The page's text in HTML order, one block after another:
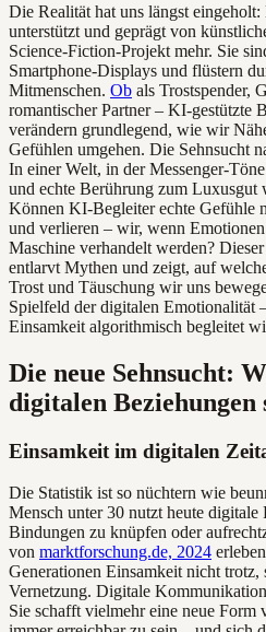
Die Realität hat uns längst
unterstützt und geprägt von
Science-Fiction-Projekt mehr. Sie
Smartphone-Displays und flüstern
Mitmenschen. Ob als Trostspender,
romantischer Partner – KI-gestützte
verändern grundlegend, wie wir
Gefühlen umgehen. Die Sehnsucht
In einer Welt, in der Messenger-
und echte Berührung zum Luxusgut
Können KI-Begleiter echte Gefühle
und verlieren – wir, wenn
Maschine verhandelt werden?
entlarvt Mythen und zeigt, auf
Trost und Täuschung wir uns
Spielfeld der digitalen Emotionalität
Einsamkeit algorithmisch begleitet
Die neue Sehnsucht:
digitalen Beziehungen
Einsamkeit im digitalen
Die Statistik ist so nüchtern wie
Mensch unter 30 nutzt heute digitale
Bindungen zu knüpfen oder
von marktforschung.de, 2024
Generationen Einsamkeit nicht trotz,
Vernetzung. Digitale Kommunikation
Sie schafft vielmehr eine neue Form